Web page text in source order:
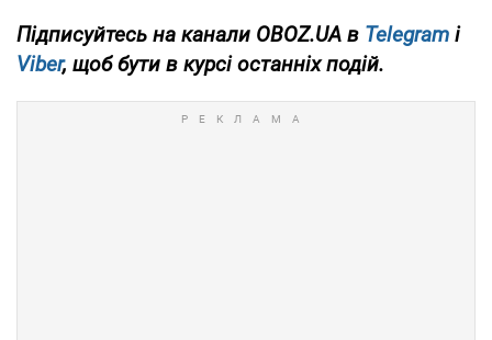
Підписуйтесь на канали OBOZ.UA в Telegram і
Viber, щоб бути в курсі останніх подій.